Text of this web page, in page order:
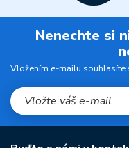
Nenechte si
Vložením e-mailu souhlasíte